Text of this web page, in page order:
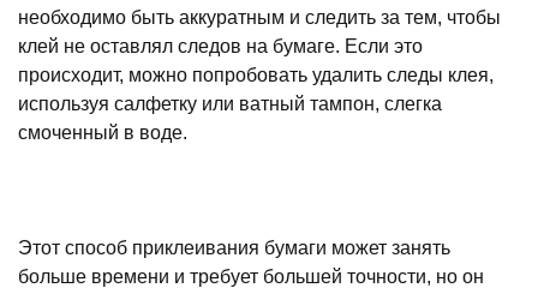
необходимо быть аккуратным и следить за тем, чтобы
клей не оставлял следов на бумаге. Если это
происходит, можно попробовать удалить следы клея,
используя салфетку или ватный тампон, слегка
смоченный в воде.
Этот способ приклеивания бумаги может занять
больше времени и требует большей точности, но он